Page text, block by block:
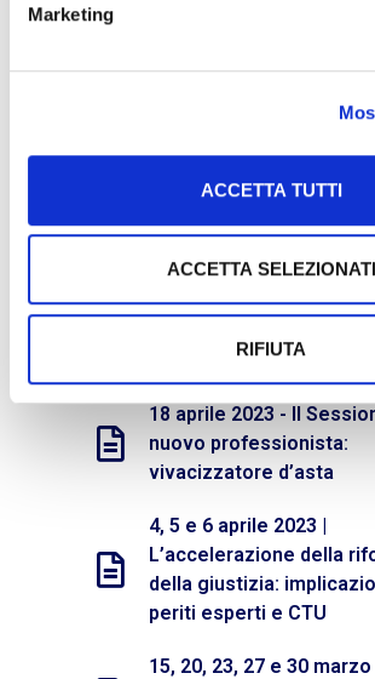
Marketing
ACCETTA TUTTI
ACCETTA SELEZIONATI
RIFIUTA
28 settembre 2023 - 2,
ottobre 2023 | Sessioni
20 e 25 luglio 2023 |
su case studies
20 aprile 2023 | Guida
ricerca dei comparabili
mercato (MCA)
18 aprile 2023 - II
nuovo professionista:
vivacizzatore d’asta
4, 5 e 6 aprile 2023 |
L’accelerazione della
della giustizia:
periti esperti e CTU
15, 20, 23, 27 e 30 marzo